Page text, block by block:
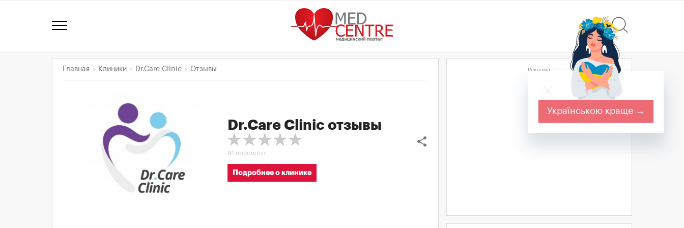
Главная Клиники Dr.Care Clinic Отзывы
Dr.Care Clinic отзывы
share
91 просмотр
Подробнее о клинике
Реклама
Українською краще →